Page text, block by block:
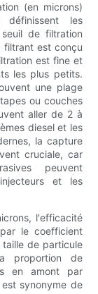
(en microns)
les
de filtration
filtrant est conçu
est fine et
les plus petits.
une plage
ou couches
aller de 2 à
diesel et les
la capture
cruciale, car
peuvent
et les
l'efficacité
le coefficient
de particule
proportion de
en amont par
synonyme de